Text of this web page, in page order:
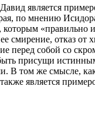
является
по мнению
«правильно
смирение, отказ от
перед собой со
присущи
В том же смысле,
является